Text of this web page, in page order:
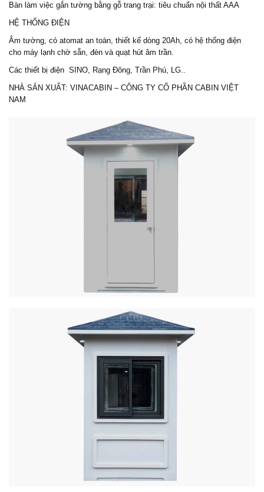
Bàn làm việc gắn tường bằng gỗ trang trại: tiêu chuẩn nội thất AAA
HỆ THỐNG ĐIỆN
Âm tường, có atomat an toàn, thiết kế dòng 20Ah, có hệ thống điện
cho máy lạnh chờ sẵn, đèn và quạt hút âm trần.
Các thiết bị điện SINO, Rạng Đông, Trần Phú, LG..
NHÀ SẢN XUẤT: VINACABIN – CÔNG TY CỔ PHẦN CABIN VIỆT
NAM